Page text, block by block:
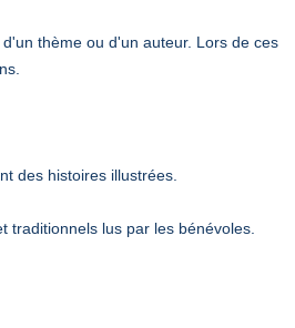
thème ou d'un auteur. Lors de ces
des histoires illustrées.
traditionnels lus par les bénévoles.